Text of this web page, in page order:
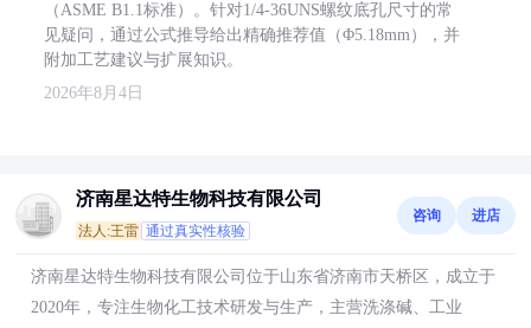
（ASME B1.1标准）。针对1/4-36UNS螺纹底孔尺寸的常
见疑问，通过公式推导给出精确推荐值（Φ5.18mm），并
附加工艺建议与扩展知识。
2026年8月4日
济南星达特生物科技有限公司
法人:王雷 通过真实性核验
咨询 进店
济南星达特生物科技有限公司位于山东省济南市天桥区，成立于
2020年，专注生物化工技术研发与生产，主营洗涤碱、工业